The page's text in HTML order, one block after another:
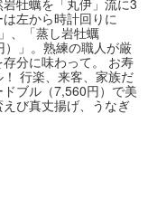
牡蠣を「丸伊」流に3
左から時計回りに
、「蒸し岩牡蠣
）」。熟練の職人が厳
分に味わって。 お寿
行楽、来客、家族だ
ブル（7,560円）で美
び真丈揚げ、うなぎ